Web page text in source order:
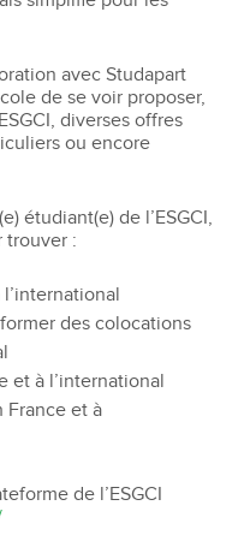
avec Studapart
de se voir proposer,
diverses offres
ou encore
étudiant(e) de l’ESGCI,
trouver :
des colocations
et à l’international
France et à
de l’ESGCI